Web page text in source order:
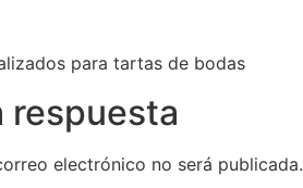
para tartas de bodas
respuesta
electrónico no será publicada.